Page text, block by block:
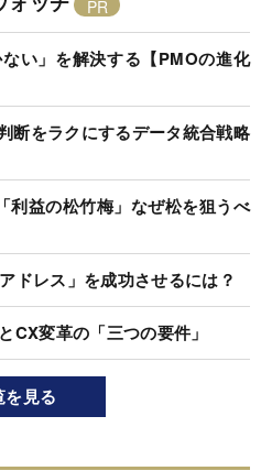
い」を解決する【PMOの進化
断をラクにするデータ統合戦略
利益の松竹梅」なぜ松を狙うべ
ドレス」を成功させるには？
CX変革の「三つの要件」
を見る